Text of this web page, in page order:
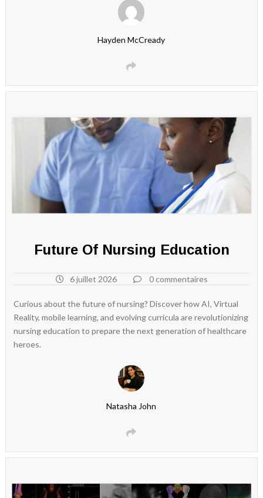
Hayden McCready
Future Of Nursing Education
6 juillet 2026 0 commentaires
Curious about the future of nursing? Discover how AI, Virtual
Reality, mobile learning, and evolving curricula are revolutionizing
nursing education to prepare the next generation of healthcare
heroes.
Natasha John